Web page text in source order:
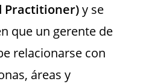
Practitioner)y se
que un gerente de
relacionarse con
áreas y